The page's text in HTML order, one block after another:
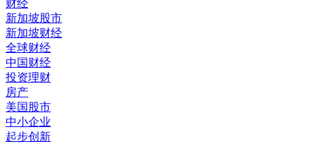
财经
新加坡股市
新加坡财经
全球财经
中国财经
投资理财
房产
美国股市
中小企业
起步创新